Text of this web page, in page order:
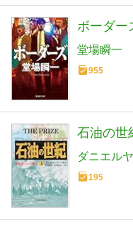
ボーダー
堂場瞬一
955
石油の世
ダニエル
195